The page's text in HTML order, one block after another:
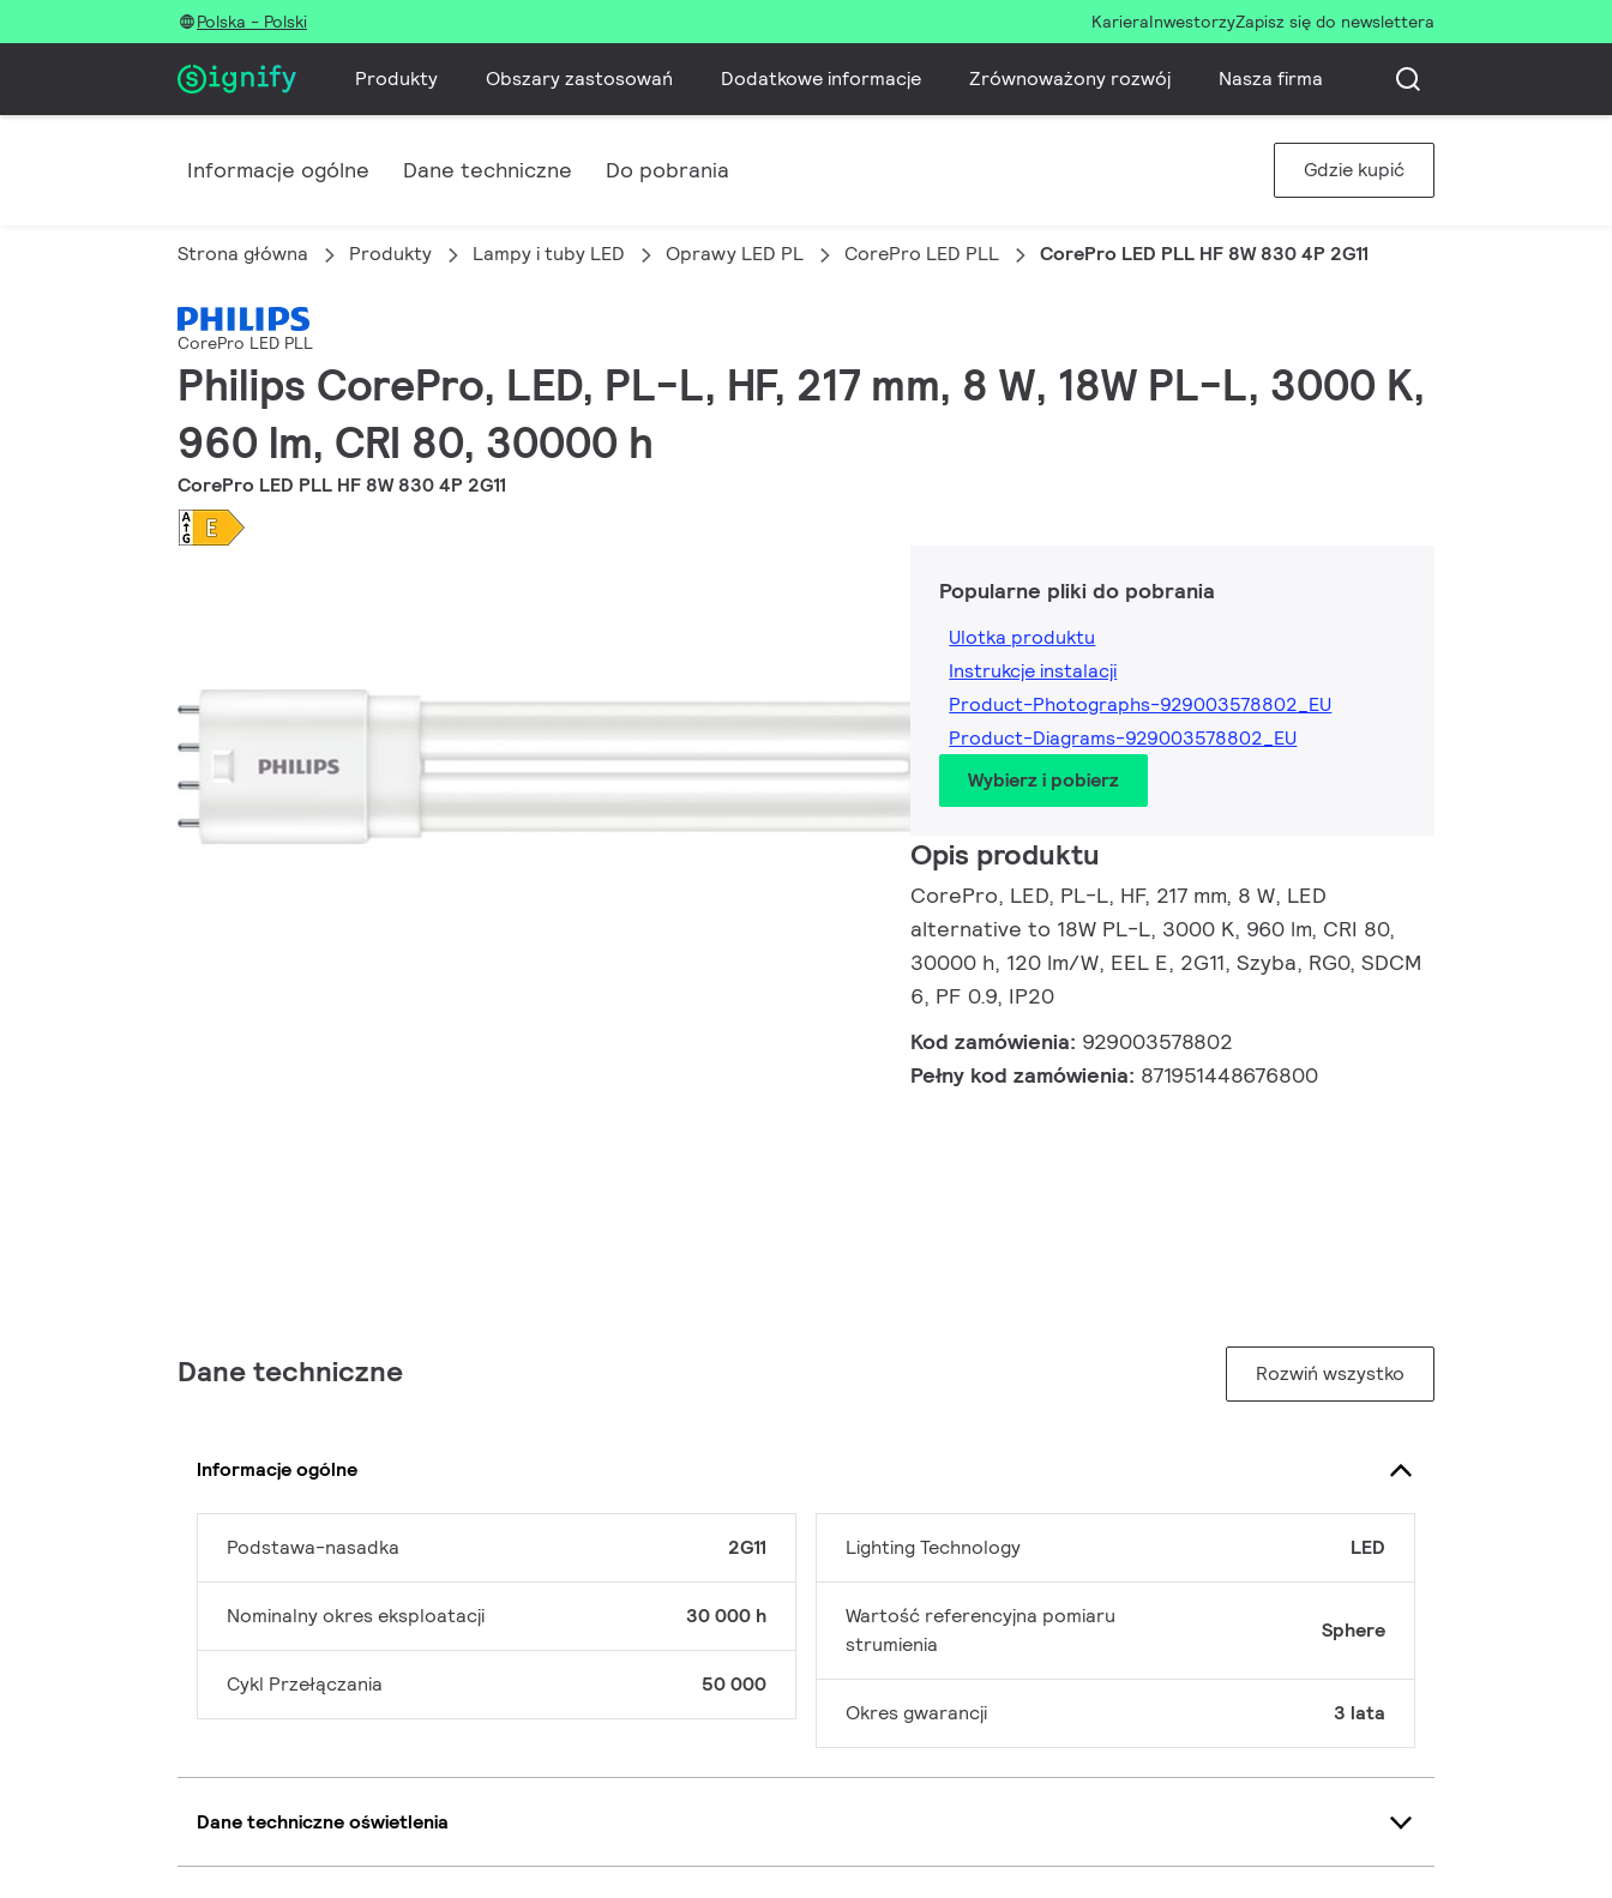
Polska - Polski KarieraInwestorzyZapisz się do newslettera
Produkty Obszary zastosowań Dodatkowe informacje Zrównoważony rozwój Nasza firma
Informacje ogólne Dane techniczne Do pobrania Gdzie kupić
Strona główna Produkty Lampy i tuby LED Oprawy LED PL CorePro LED PLL CorePro LED PLL HF 8W 830 4P 2G11
CorePro LED PLL
Philips CorePro, LED, PL-L, HF, 217 mm, 8 W, 18W PL-L, 3000 K,
960 lm, CRI 80, 30000 h
CorePro LED PLL HF 8W 830 4P 2G11
Popularne pliki do pobrania
Ulotka produktu
Instrukcje instalacji
Product-Photographs-929003578802_EU
Product-Diagrams-929003578802_EU
Wybierz i pobierz
Opis produktu
CorePro, LED, PL-L, HF, 217 mm, 8 W, LED
alternative to 18W PL-L, 3000 K, 960 lm, CRI 80,
30000 h, 120 lm/W, EEL E, 2G11, Szyba, RG0, SDCM
6, PF 0.9, IP20
Kod zamówienia: 929003578802
Pełny kod zamówienia: 871951448676800
Dane techniczne Rozwiń wszystko
Informacje ogólne
Podstawa-nasadka 2G11
Nominalny okres eksploatacji 30 000 h
Cykl Przełączania 50 000
Lighting Technology LED
Wartość referencyjna pomiaru
strumienia
Sphere
Okres gwarancji 3 lata
Dane techniczne oświetlenia